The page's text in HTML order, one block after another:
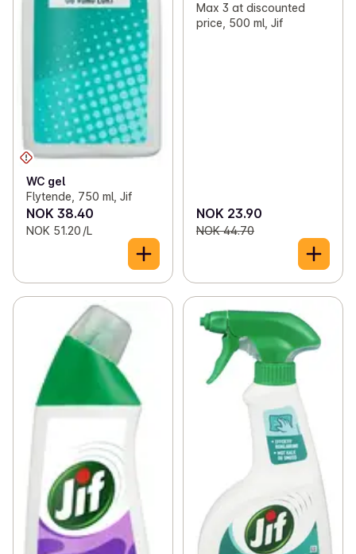
WC gel
Flytende, 750 ml, Jif
NOK 38.40
NOK 51.20 /L
Max 3 at discounted
price, 500 ml, Jif
NOK 23.90
NOK 44.70